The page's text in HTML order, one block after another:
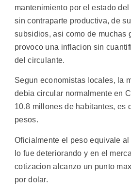
mantenimiento por el estado
sin contraparte productiva, de
subsidios, asi como de muchas
provoco una inflacion sin
del circulante.
Segun economistas locales, la
debia circular normalmente en
10,8 millones de habitantes, es
pesos.
Oficialmente el peso equivale
lo fue deteriorando y en el
cotizacion alcanzo un punto
por dolar.